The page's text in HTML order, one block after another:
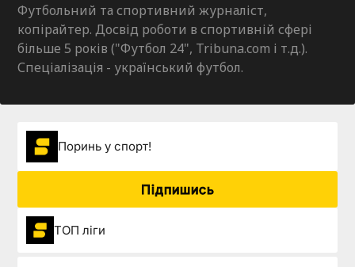
Футбольний та спортивний журналіст,
копірайтер. Досвід роботи в спортивній сфері
більше 5 років ("Футбол 24", Tribuna.com і т.д.).
Спеціалізація - український футбол.
Поринь у спорт!
Підпишись
ТОП ліги